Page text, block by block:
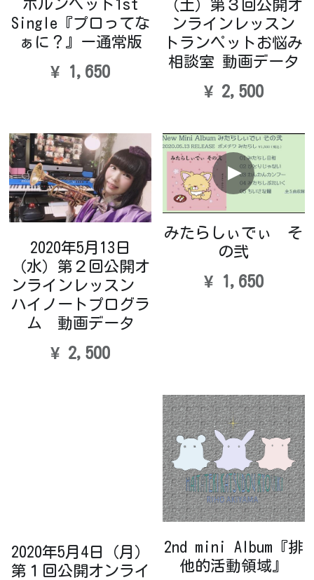
ホルンペット1st
Single『プロってな
ぁに？』ー通常版
¥ 1,650
（土）第３回公開オ
ンラインレッスン
トランペットお悩み
相談室 動画データ
¥ 2,500
2020年5月13日
（水）第２回公開オ
ンラインレッスン
ハイノートプログラ
ム 動画データ
¥ 2,500
みたらしぃでぃ そ
の弐
¥ 1,650
2020年5月4日（月）
第１回公開オンライ
2nd mini Album『排
他的活動領域』